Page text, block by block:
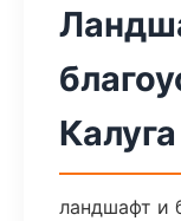
Калуга
ландшафт и